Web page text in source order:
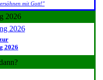
mit Gott!"
2026
2026